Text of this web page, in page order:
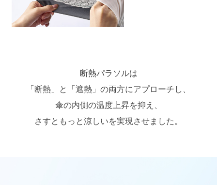
断熱パラソルは
「断熱」と「遮熱」の両方にアプローチし、
傘の内側の温度上昇を抑え、
さすともっと涼しいを実現させました。